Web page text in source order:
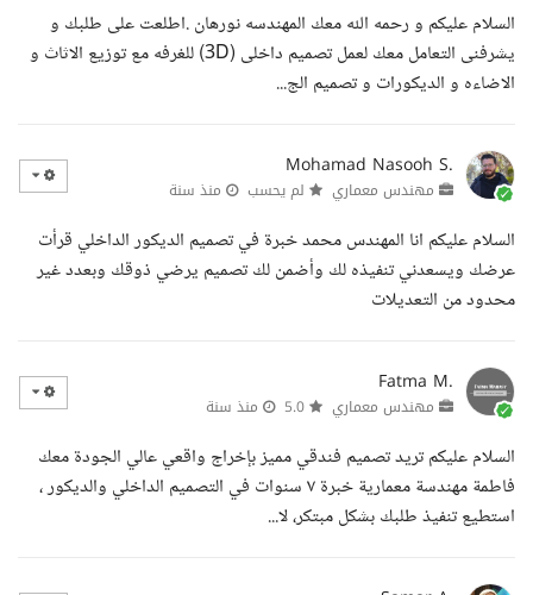
السلام عليكم و رحمه الله معك المهندسه نورهان .اطلعت على طلبك و
يشرفنى التعامل معك لعمل تصميم داخلى (3D) للغرفه مع توزيع الاثاث و
الاضاءه و الديكورات و تصميم الج...
Mohamad Nasooh S.
مهندس معماري لم يحسب منذ سنة
السلام عليكم انا المهندس محمد خبرة في تصميم الديكور الداخلي قرأت
عرضك ويسعدني تنفيذه لك وأضمن لك تصميم يرضي ذوقك وبعدد غير
محدود من التعديلات
Fatma M.
مهندس معماري منذ سنة
السلام عليكم تريد تصميم فندقي مميز بإخراج واقعي عالي الجودة معك
فاطمة مهندسة معمارية خبرة ٧ سنوات في التصميم الداخلي والديكور ،
استطيع تنفيذ طلبك بشكل مبتكر، لا...